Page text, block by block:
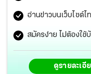
อ่านข่าวบนเว็บไซต์
สมัครง่าย ไม่ต้องใช้
ดูรายละเอี